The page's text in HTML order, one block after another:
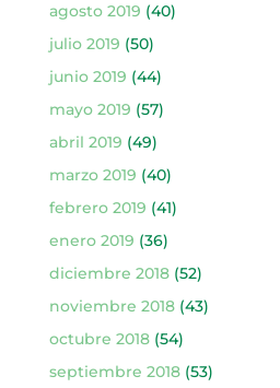
agosto 2019 (40)
julio 2019 (50)
junio 2019 (44)
mayo 2019 (57)
abril 2019 (49)
marzo 2019 (40)
febrero 2019 (41)
enero 2019 (36)
diciembre 2018(52)
noviembre 2018(43)
octubre 2018(54)
septiembre 2018(53)